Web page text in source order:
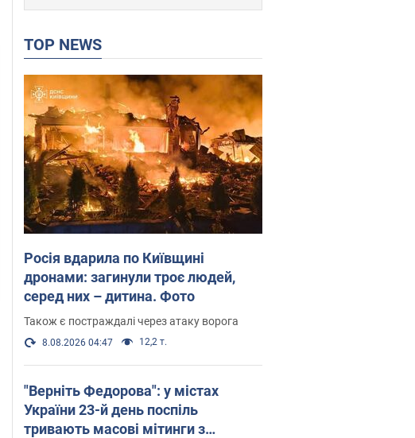
TOP NEWS
Росія вдарила по Київщині
дронами: загинули троє людей,
серед них – дитина. Фото
Також є постраждалі через атаку ворога
8.08.2026 04:47 12,2 т.
"Верніть Федорова": у містах
України 23-й день поспіль
тривають масові мітинги з